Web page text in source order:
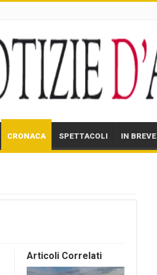
CRONACA SPETTACOLI IN BREVE
Articoli Correlati